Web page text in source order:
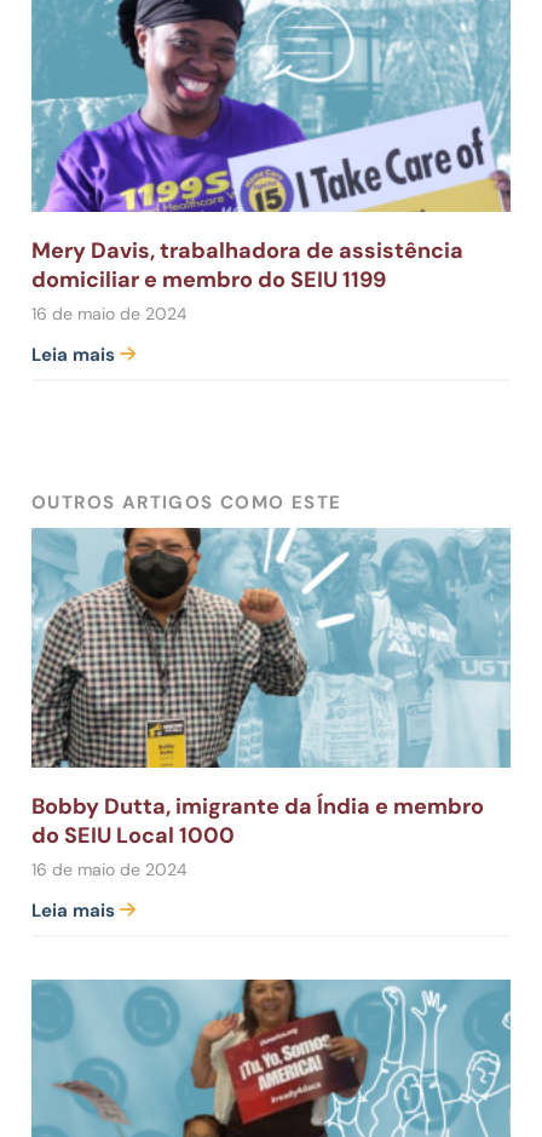
Mery Davis, trabalhadora de assistência
domiciliar e membro do SEIU 1199
16 de maio de 2024
Leia mais
OUTROS ARTIGOS COMO ESTE
Bobby Dutta, imigrante da Índia e membro
do SEIU Local 1000
16 de maio de 2024
Leia mais